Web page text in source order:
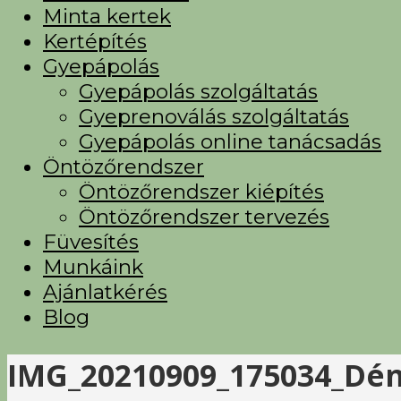
Minta kertek
Kertépítés
Gyepápolás
Gyepápolás szolgáltatás
Gyeprenoválás szolgáltatás
Gyepápolás online tanácsadás
Öntözőrendszer
Öntözőrendszer kiépítés
Öntözőrendszer tervezés
Füvesítés
Munkáink
Ajánlatkérés
Blog